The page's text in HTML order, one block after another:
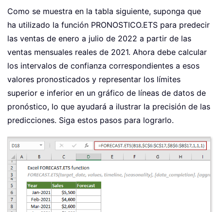
Como se muestra en la tabla siguiente, suponga que
ha utilizado la función PRONOSTICO.ETS para predecir
las ventas de enero a julio de 2022 a partir de las
ventas mensuales reales de 2021. Ahora debe calcular
los intervalos de confianza correspondientes a esos
valores pronosticados y representar los límites
superior e inferior en un gráfico de líneas de datos de
pronóstico, lo que ayudará a ilustrar la precisión de las
predicciones. Siga estos pasos para lograrlo.